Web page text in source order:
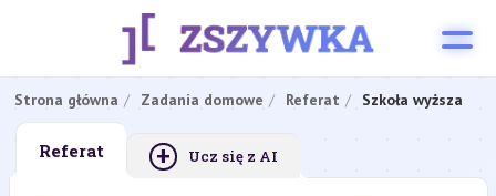
Strona główna Zadania domowe Referat Szkoła wyższa
Referat + Ucz się z AI